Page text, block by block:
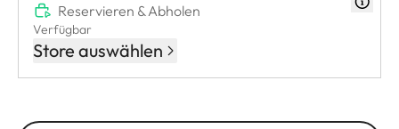
Reservieren & Abholen
Verfügbar
Store auswählen